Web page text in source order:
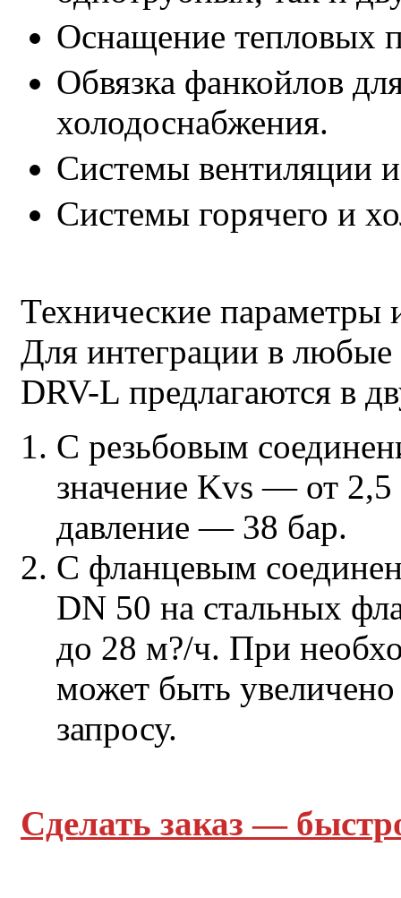
Оснащение тепловых
Обвязка фанкойлов
холодоснабжения.
Системы вентиляции
Системы горячего и
Технические
Для интеграции в
DRV-L предлагаются в
С резьбовым
значение Kvs — от
давление — 38 бар.
С фланцевым
DN 50 на стальных
до 28 м?/ч. При
может быть
запросу.
Сделать заказ —